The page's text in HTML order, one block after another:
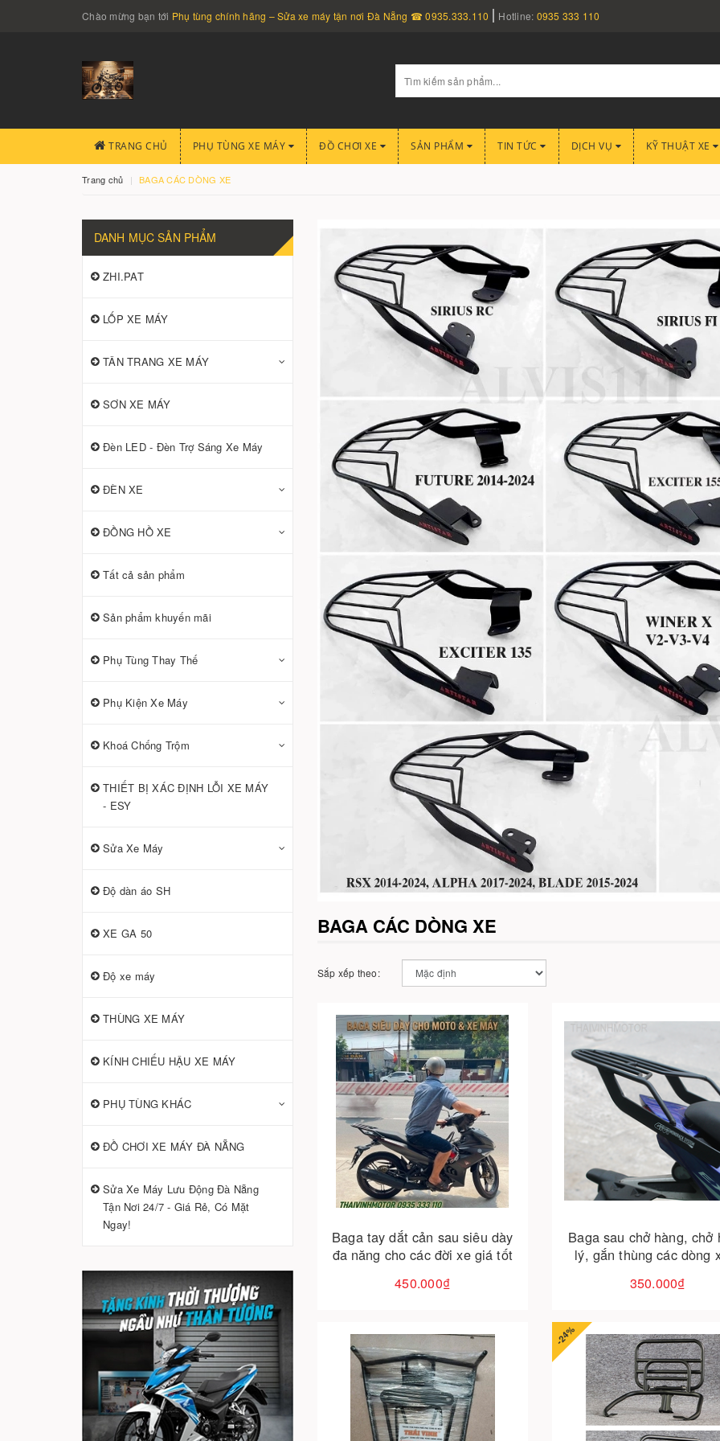
Chào mừng bạn tới Phụ tùng chính hãng – Sửa xe máy tận nơi Đà Nẵng ☎ 0935.333.110 Hotline: 0935 333 110
TRANG CHỦ PHỤ TÙNG XE MÁY ĐỒ CHƠI XE SẢN PHẨM TIN TỨC DỊCH VỤ KỸ THUẬT XE
Trang chủ BAGA CÁC DÒNG XE
BAGA CÁC DÒNG XE
Sắp xếp theo:
Baga tay dắt cản sau siêu dày
đa năng cho các đời xe giá tốt
450.000₫
Cho vào giỏ hàng
Baga sau chở hàng, chở
lý, gắn thùng các dòng
cầu
350.000₫
Cho vào giỏ hàng
-24%
DANH MỤC SẢN PHẨM
ZHI.PAT
LỐP XE MÁY
TÂN TRANG XE MÁY
SƠN XE MÁY
Đèn LED - Đèn Trợ Sáng Xe Máy
ĐÈN XE
ĐỒNG HỒ XE
Tất cả sản phẩm
Sản phẩm khuyến mãi
Phụ Tùng Thay Thế
Phụ Kiện Xe Máy
Khoá Chống Trộm
THIẾT BỊ XÁC ĐỊNH LỖI XE MÁY
- ESY
Sửa Xe Máy
Độ dàn áo SH
XE GA 50
Độ xe máy
THÙNG XE MÁY
KÍNH CHIẾU HẬU XE MÁY
PHỤ TÙNG KHÁC
ĐỒ CHƠI XE MÁY ĐÀ NẴNG
Sửa Xe Máy Lưu Động Đà Nẵng
Tận Nơi 24/7 - Giá Rẻ, Có Mặt
Ngay!